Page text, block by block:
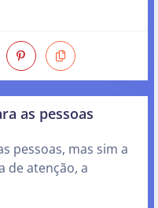
as pessoas
pessoas, mas sim a
de atenção, a